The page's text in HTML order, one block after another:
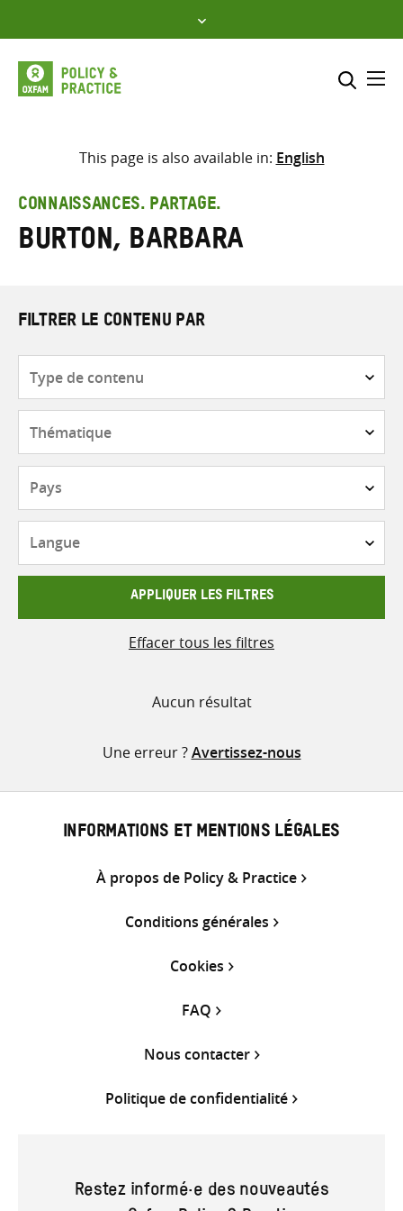
to
content
Sélectionner l’emplacement
Saisir
les
termes
This page is also available in: English
CONNAISSANCES. PARTAGE.
Burton, Barbara
FILTRER LE CONTENU PAR
contenu
APPLIQUER LES FILTRES
Effacer tous les filtres
Aucun résultat
Une erreur ?Avertissez-nous
INFORMATIONS ET MENTIONS LÉGALES
À propos de Policy & Practice
Conditions générales
Cookies
FAQ
Nous contacter
Politique de confidentialité
Restez informé·e des nouveautés